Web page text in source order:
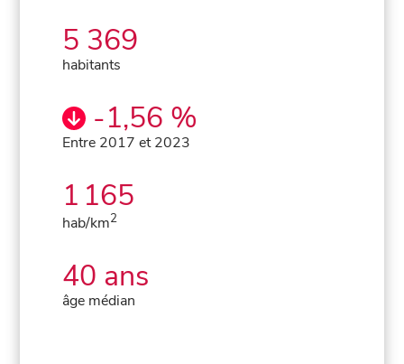
5 369
habitants
-1,56 %
Entre 2017 et 2023
1 165
hab/km2
40 ans
âge médian